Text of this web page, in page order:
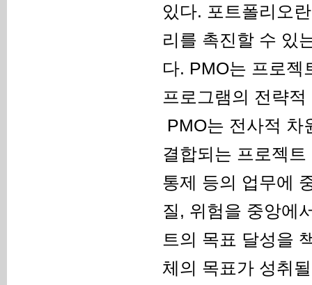
있다. 포트폴리오
리를 촉진할 수 있
다. PMO는 프로젝
프로그램의 전략
PMO는 전사적
결합되는 프로젝
통제 등의 업무에
질, 위험을 중앙에
트의 목표 달성을
체의 목표가 성취